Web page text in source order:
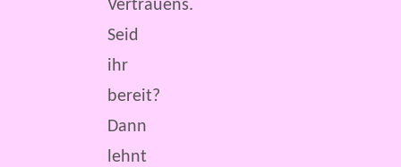
Vertrauens.
Seid
ihr
bereit?
Dann
lehnt